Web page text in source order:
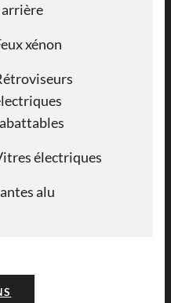
xénon
électriques
alu